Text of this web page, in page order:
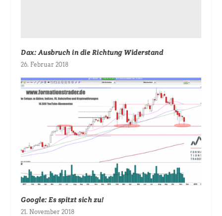
Dax: Ausbruch in die Richtung Widerstand
26. Februar 2018
Google: Es spitzt sich zu!
21. November 2018